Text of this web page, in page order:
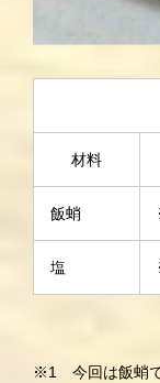
材料
飯蛸
塩
※1 今回は飯蛸で